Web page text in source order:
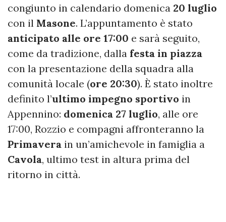
congiunto in calendario domenica 20 luglio
con il Masone. L’appuntamento è stato
anticipato alle ore 17:00 e sarà seguito,
come da tradizione, dalla festa in piazza
con la presentazione della squadra alla
comunità locale (ore 20:30). È stato inoltre
definito l’ultimo impegno sportivo in
Appennino: domenica 27 luglio, alle ore
17:00, Rozzio e compagni affronteranno la
Primavera in un’amichevole in famiglia a
Cavola, ultimo test in altura prima del
ritorno in città.